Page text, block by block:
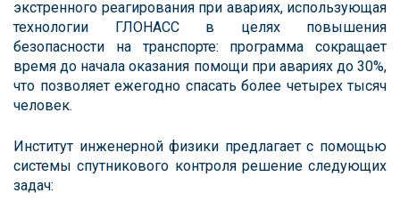
экстренного реагирования при авариях, использующая
технологии ГЛОНАСС в целях повышения
безопасности на транспорте: программа сокращает
время до начала оказания помощи при авариях до 30%,
что позволяет ежегодно спасать более четырех тысяч
человек.
Институт инженерной физики предлагает с помощью
системы спутникового контроля решение следующих
задач: